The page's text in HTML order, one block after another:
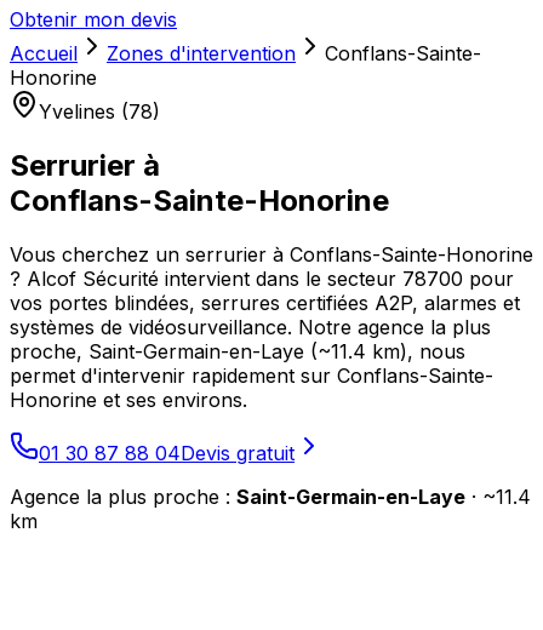
Obtenir mon devis
Accueil
Zones d'intervention
Conflans-Sainte-
Honorine
Yvelines (78)
Serrurier à
Conflans-Sainte-Honorine
Vous cherchez un serrurier à Conflans-Sainte-Honorine
? Alcof Sécurité intervient dans le secteur 78700 pour
vos portes blindées, serrures certifiées A2P, alarmes et
systèmes de vidéosurveillance. Notre agence la plus
proche, Saint-Germain-en-Laye (~11.4 km), nous
permet d'intervenir rapidement sur Conflans-Sainte-
Honorine et ses environs.
01 30 87 88 04Devis gratuit
Agence la plus proche : Saint-Germain-en-Laye · ~11.4
km